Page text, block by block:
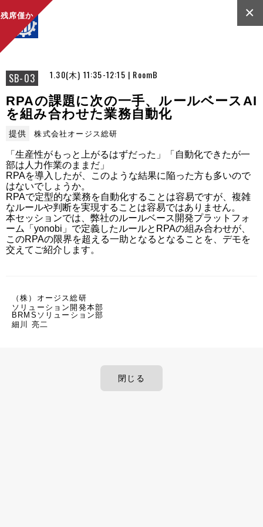
SB-03 1.30(木) 11:35-12:15 | RoomB
×
残席僅か
RPAの課題に次の一手、ルールベースAI
を組み合わせた業務自動化
提供 株式会社オージス総研
「生産性がもっと上がるはずだった」「自動化できたが一
部は人力作業のままだ」
RPAを導入したが、このような結果に陥った方も多いので
はないでしょうか。
RPAで定型的な業務を自動化することは容易ですが、複雑
なルールや判断を実現することは容易ではありません。
本セッションでは、弊社のルールベース開発プラットフォ
ーム「yonobi」で定義したルールとRPAの組み合わせが、
このRPAの限界を超える一助となるとなることを、デモを
交えてご紹介します。
（株）オージス総研
ソリューション開発本部
BRMSソリューション部
細川 亮二
閉じる